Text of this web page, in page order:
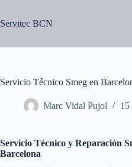
contenido
Servitec BCN
Servicio Técnico Smeg en
Marc Vidal Pujol 15
Servicio Técnico y Reparación
Barcelona